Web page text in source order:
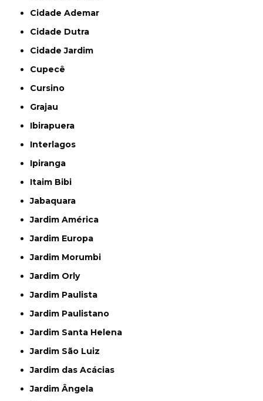
Cidade Ademar
Cidade Dutra
Cidade Jardim
Cupecê
Cursino
Grajau
Ibirapuera
Interlagos
Ipiranga
Itaim Bibi
Jabaquara
Jardim América
Jardim Europa
Jardim Morumbi
Jardim Orly
Jardim Paulista
Jardim Paulistano
Jardim Santa Helena
Jardim São Luiz
Jardim das Acácias
Jardim Ângela